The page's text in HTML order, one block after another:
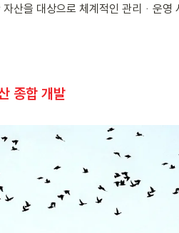
산을 대상으로 체계적인 관리ᆞ운영
종합 개발